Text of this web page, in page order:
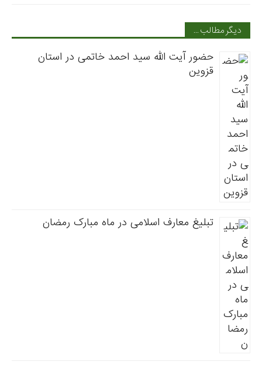
دیگر مطالب …
حضور آیت الله سید احمد خاتمی در استان
قزوین
تبلیغ معارف اسلامی در ماه مبارک رمضان